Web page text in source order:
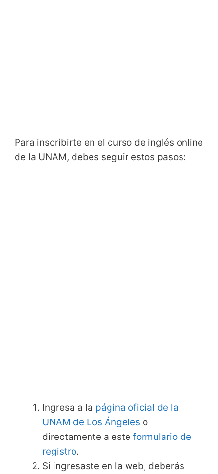
Para inscribirte en el curso de inglés online
de la UNAM, debes seguir estos pasos:
Ingresa a la página oficial de la
UNAM de Los Ángeles o
directamente a este formulario de
registro.
Si ingresaste en la web, deberás